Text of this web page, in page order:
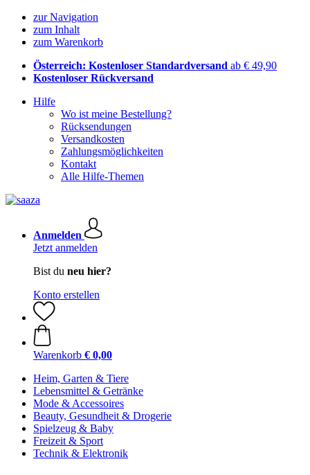
zur Navigation
zum Inhalt
zum Warenkorb
Österreich: Kostenloser Standardversand ab € 49,90
Kostenloser Rückversand
Hilfe
Wo ist meine Bestellung?
Rücksendungen
Versandkosten
Zahlungsmöglichkeiten
Kontakt
Alle Hilfe-Themen
Anmelden
Jetzt anmelden
Bist du neu hier?
Konto erstellen
Warenkorb € 0,00
Heim, Garten & Tiere
Lebensmittel & Getränke
Mode & Accessoires
Beauty, Gesundheit & Drogerie
Spielzeug & Baby
Freizeit & Sport
Technik & Elektronik